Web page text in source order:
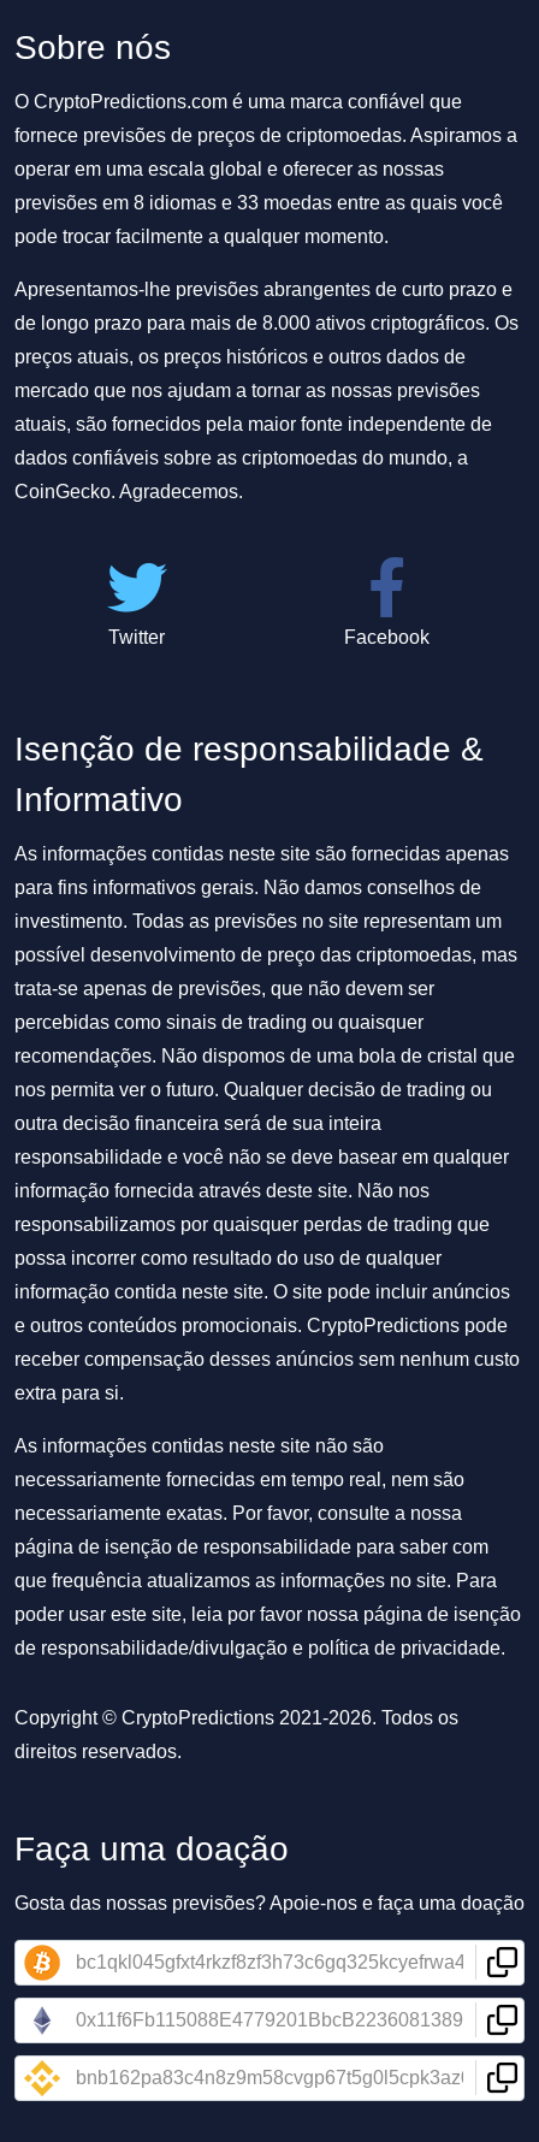
Sobre nós
O CryptoPredictions.com é uma marca confiável que
fornece previsões de preços de criptomoedas. Aspiramos a
operar em uma escala global e oferecer as nossas
previsões em 8 idiomas e 33 moedas entre as quais você
pode trocar facilmente a qualquer momento.
Apresentamos-lhe previsões abrangentes de curto prazo e
de longo prazo para mais de 8.000 ativos criptográficos. Os
preços atuais, os preços históricos e outros dados de
mercado que nos ajudam a tornar as nossas previsões
atuais, são fornecidos pela maior fonte independente de
dados confiáveis sobre as criptomoedas do mundo, a
CoinGecko. Agradecemos.
Twitter Facebook
Isenção de responsabilidade &
Informativo
As informações contidas neste site são fornecidas apenas
para fins informativos gerais. Não damos conselhos de
investimento. Todas as previsões no site representam um
possível desenvolvimento de preço das criptomoedas, mas
trata-se apenas de previsões, que não devem ser
percebidas como sinais de trading ou quaisquer
recomendações. Não dispomos de uma bola de cristal que
nos permita ver o futuro. Qualquer decisão de trading ou
outra decisão financeira será de sua inteira
responsabilidade e você não se deve basear em qualquer
informação fornecida através deste site. Não nos
responsabilizamos por quaisquer perdas de trading que
possa incorrer como resultado do uso de qualquer
informação contida neste site. O site pode incluir anúncios
e outros conteúdos promocionais. CryptoPredictions pode
receber compensação desses anúncios sem nenhum custo
extra para si.
As informações contidas neste site não são
necessariamente fornecidas em tempo real, nem são
necessariamente exatas. Por favor, consulte a nossa
página de isenção de responsabilidade para saber com
que frequência atualizamos as informações no site. Para
poder usar este site, leia por favor nossa página de isenção
de responsabilidade/divulgação e política de privacidade.
Copyright © CryptoPredictions 2021-2026. Todos os
direitos reservados.
Faça uma doação
Gosta das nossas previsões? Apoie-nos e faça uma doação